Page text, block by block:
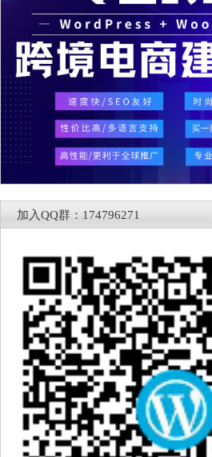
加入QQ群：174796271